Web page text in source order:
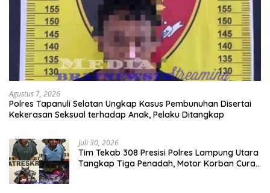
Agustus 7, 2026
Polres Tapanuli Selatan Ungkap Kasus Pembunuhan Disertai
Kekerasan Seksual terhadap Anak, Pelaku Ditangkap
Juli 30, 2026
Tim Tekab 308 Presisi Polres Lampung Utara
Tangkap Tiga Penadah, Motor Korban Curat